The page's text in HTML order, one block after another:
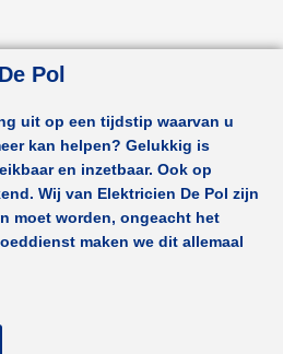
Pol
uit op een tijdstip waarvan u
kan helpen? Gelukkig is
en inzetbaar. Ook op
Wij van Elektricien De Pol zijn
moet worden, ongeacht het
maken we dit allemaal